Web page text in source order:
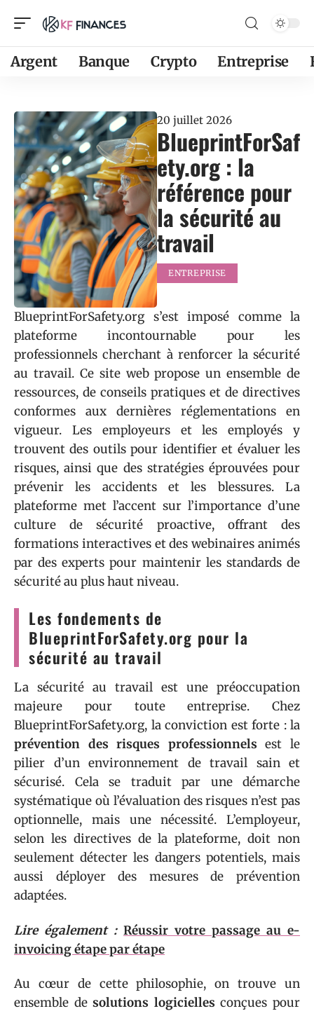
Argent Banque Crypto Entreprise
20 juillet 2026
BlueprintForSaf
ety.org : la
référence pour
la sécurité au
travail
ENTREPRISE
BlueprintForSafety.org s’est imposé comme la
plateforme incontournable pour les
professionnels cherchant à renforcer la sécurité
au travail. Ce site web propose un ensemble de
ressources, de conseils pratiques et de directives
conformes aux dernières réglementations en
vigueur. Les employeurs et les employés y
trouvent des outils pour identifier et évaluer les
risques, ainsi que des stratégies éprouvées pour
prévenir les accidents et les blessures. La
plateforme met l’accent sur l’importance d’une
culture de sécurité proactive, offrant des
formations interactives et des webinaires animés
par des experts pour maintenir les standards de
sécurité au plus haut niveau.
Les fondements de
BlueprintForSafety.org pour la
sécurité au travail
La sécurité au travail est une préoccupation
majeure pour toute entreprise. Chez
BlueprintForSafety.org, la conviction est forte : la
prévention des risques professionnels est le
pilier d’un environnement de travail sain et
sécurisé. Cela se traduit par une démarche
systématique où l’évaluation des risques n’est pas
optionnelle, mais une nécessité. L’employeur,
selon les directives de la plateforme, doit non
seulement détecter les dangers potentiels, mais
aussi déployer des mesures de prévention
adaptées.
Lire également : Réussir votre passage au e-
invoicing étape par étape
Au cœur de cette philosophie, on trouve un
ensemble desolutions logicielles conçues pour